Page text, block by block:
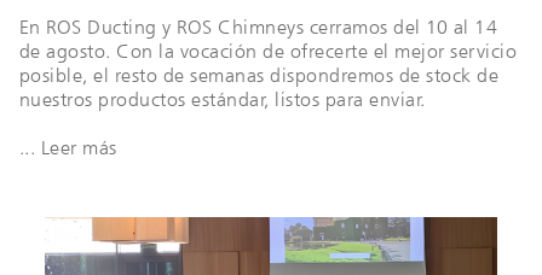
En ROS Ducting y ROS Chimneys cerramos del 10 al 14
de agosto. Con la vocación de ofrecerte el mejor servicio
posible, el resto de semanas dispondremos de stock de
nuestros productos estándar, listos para enviar.
... Leer más